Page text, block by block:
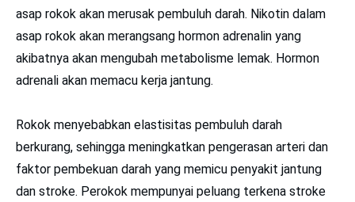
asap rokok akan merusak pembuluh darah. Nikotin dalam
asap rokok akan merangsang hormon adrenalin yang
akibatnya akan mengubah metabolisme lemak. Hormon
adrenali akan memacu kerja jantung.
Rokok menyebabkan elastisitas pembuluh darah
berkurang, sehingga meningkatkan pengerasan arteri dan
faktor pembekuan darah yang memicu penyakit jantung
dan stroke. Perokok mempunyai peluang terkena stroke